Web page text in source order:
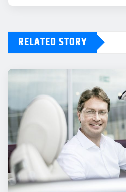
RELATED STORY